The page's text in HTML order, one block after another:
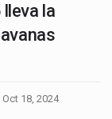
la
Oct 18, 2024